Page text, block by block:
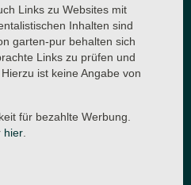
Links zu Websites mit
Inhalten sind
garten-pur behalten sich
Links zu prüfen und
ist keine Angabe von
für bezahlte Werbung.
hier